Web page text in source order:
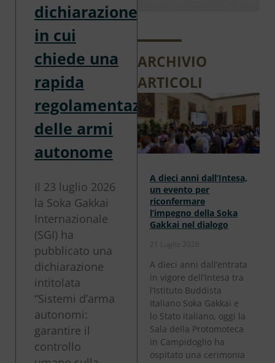
dichiarazione
in cui
chiede una
rapida
regolamentazione
delle armi
autonome
Il 23 luglio 2026
la Soka Gakkai
Internazionale
(SGI) ha
pubblicato una
dichiarazione
intitolata
“Sistemi d’arma
autonomi:
garantire il
controllo
ARCHIVIO
ARTICOLI
A dieci anni dall’Intesa,
un evento per
riconfermare
l’impegno della Soka
Gakkai nel dialogo
21 Luglio 2026
A dieci anni dall’entrata
in vigore dell’Intesa tra
l’Istituto Buddista
Italiano Soka Gakkai e
lo Stato italiano, oggi la
Sala della Protomoteca
in Campidoglio ha
ospitato una cerimonia